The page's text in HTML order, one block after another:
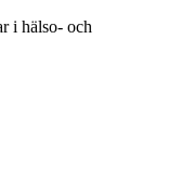
i hälso- och